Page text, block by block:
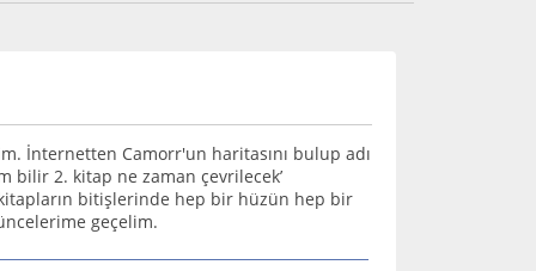
İnternetten Camorr'un haritasını bulup adı
bilir 2. kitap ne zaman çevrilecek’
bitişlerinde hep bir hüzün hep bir
geçelim.